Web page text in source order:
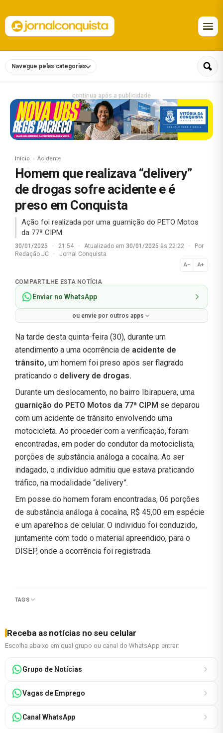
Navegue pelas categorias
continua após a publicidade
Início Acidente
Homem que realizava “delivery”
de drogas sofre acidente e é
preso em Conquista
Ação foi realizada por uma guarnição do PETO Motos
da 77ª CIPM.
30/01/2025 · 21:54 · Atualizado em 30/01/2025 às 22:22 ·
Por
Redação JC
· Jornal Conquista
A− A+
Normal
COMPARTILHE ESTA NOTÍCIA
Enviar no WhatsApp
ou envie por outros apps
Na tarde desta quinta-feira (30), durante um
atendimento a uma ocorrência de acidente de
trânsito, um homem foi preso apos ser flagrado
praticando o delivery de drogas.
Durante um deslocamento, no bairro Ibirapuera, uma
guarnição do PETO Motos da 77ª CIPM se deparou
com um acidente de trânsito envolvendo uma
motocicleta. Ao proceder com a verificação, foram
encontradas, em poder do condutor da motociclista,
porções de substância análoga a cocaína. Ao ser
indagado, o indivíduo admitiu que estava praticando
tráfico, na modalidade “delivery”.
Em posse do homem foram encontradas, 06 porções
de substância análoga à cocaína, R$ 45,00 em espécie
e um aparelhos de celular. O individuo foi conduzido,
juntamente com todo o material apreendido, para o
DISEP, onde a ocorrência foi registrada.
TAGS
Receba as notícias no seu celular
Escolha abaixo em qual grupo ou canal do WhatsApp entrar:
Grupo de Notícias
Vagas de Emprego
Canal WhatsApp